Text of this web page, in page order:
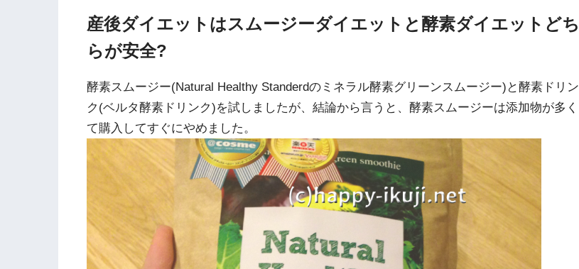
産後ダイエットはスムージーダイエットと酵素ダイエットどち
らが安全?
酵素スムージー(Natural Healthy Standerdのミネラル酵素グリーンスムージー)と酵素ドリン
ク(ベルタ酵素ドリンク)を試しましたが、結論から言うと、酵素スムージーは添加物が多く
て購入してすぐにやめました。